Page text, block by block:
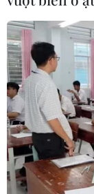
#nắng nóng
#tổng cục thống
Theo dõi